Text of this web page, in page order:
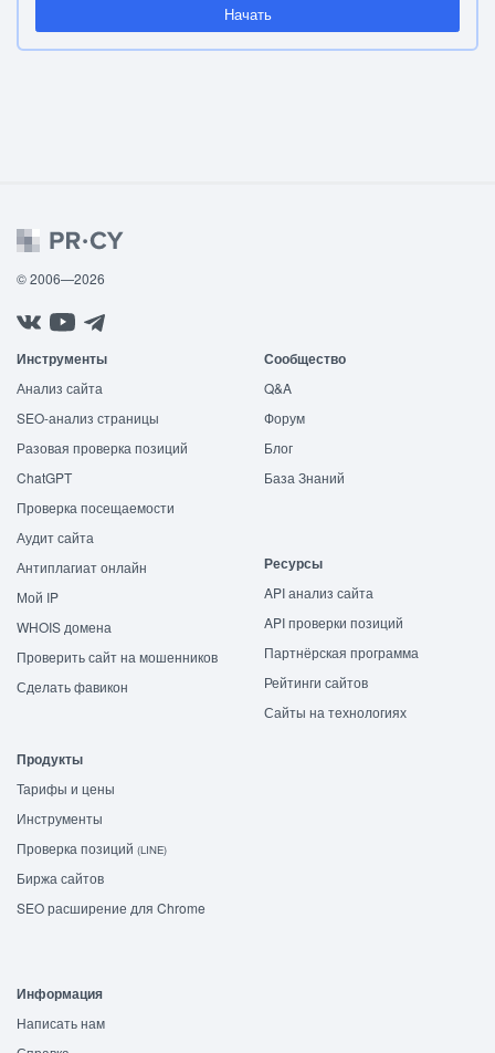
Начать
© 2006—2026
Инструменты
Анализ сайта
SEO-анализ страницы
Разовая проверка позиций
ChatGPT
Проверка посещаемости
Аудит сайта
Антиплагиат онлайн
Мой IP
WHOIS домена
Проверить сайт на мошенников
Сделать фавикон
Сообщество
Q&A
Форум
Блог
База Знаний
Ресурсы
API анализ сайта
API проверки позиций
Партнёрская программа
Рейтинги сайтов
Сайты на технологиях
Продукты
Тарифы и цены
Инструменты
Проверка позиций (LINE)
Биржа сайтов
SEO расширение для Chrome
Информация
Написать нам